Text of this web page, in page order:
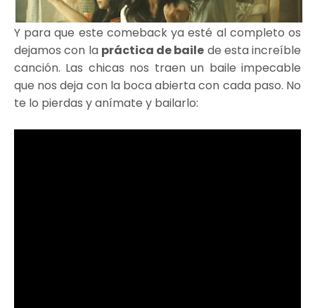
Y para que este comeback ya esté al completo os
dejamos con la práctica de baile de esta increíble
canción. Las chicas nos traen un baile impecable
que nos deja con la boca abierta con cada paso. No
te lo pierdas y anímate y bailarlo: